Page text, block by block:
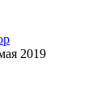
2019